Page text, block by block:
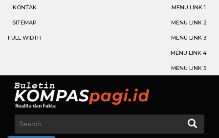
KONTAK
SITEMAP
FULL WIDTH
MENU LINK 1
MENU LINK 2
MENU LINK 3
MENU LINK 4
MENU LINK 5
Search